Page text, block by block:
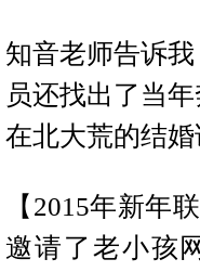
知音老师告诉
员还找出了当
在北大荒的结婚
【2015年新年联
邀请了老小孩